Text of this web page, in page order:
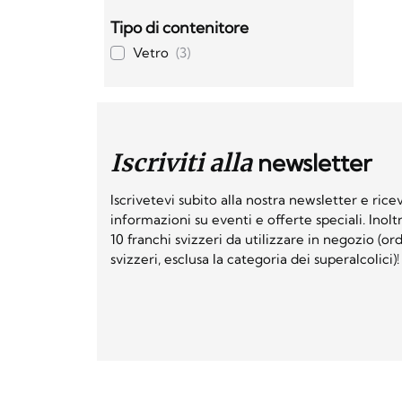
Tipo di contenitore
Vetro (3)
Iscriviti allanewsletter
Iscrivetevi subito alla nostra newsletter e
informazioni su eventi e offerte speciali.
10 franchi svizzeri da utilizzare in negozio
svizzeri, esclusa la categoria dei superalcolici)!